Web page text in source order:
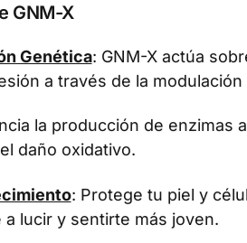
GNM-X
Genética: GNM-X actúa
a través de la
la producción de enzimas
daño oxidativo.
: Protege tu piel y
lucir y sentirte más joven.